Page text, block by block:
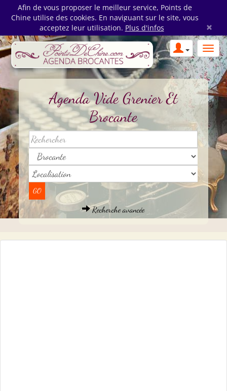
Afin de vous proposer le meilleur service, Points de
Chine utilise des cookies. En naviguant sur le site, vous
acceptez leur utilisation. Plus d'infos ×
Agenda Vide Grenier Et
Brocante
Recherche avancée